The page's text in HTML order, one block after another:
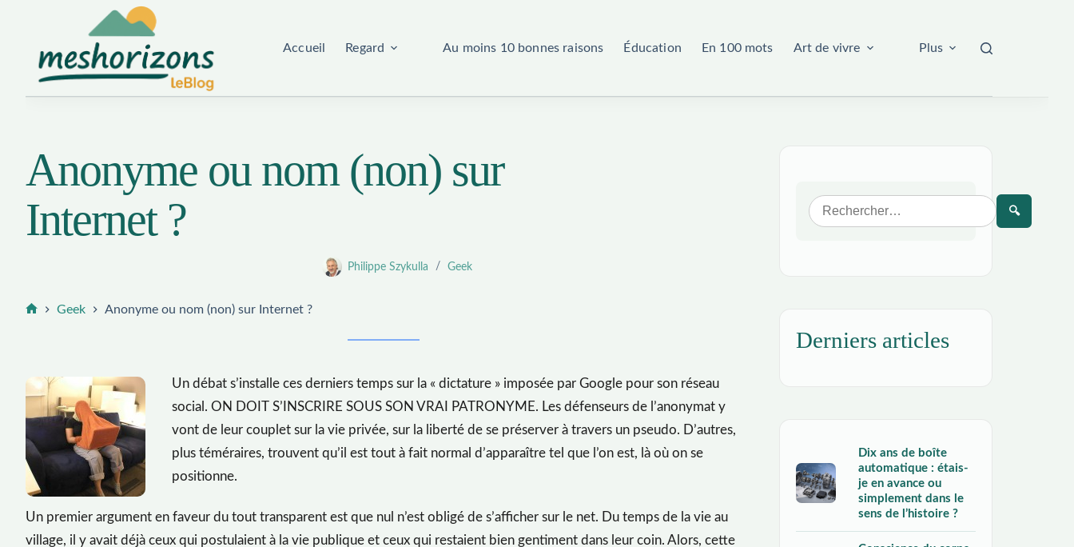
contenu
Accueil Regard Au moins 10 bonnes raisons Éducation En 100 mots Art de vivre Plus
Anonyme ou nom (non) sur
Internet ?
Philippe Szykulla Geek
Geek Anonyme ou nom (non) sur Internet ?
Un débat s’installe ces derniers temps sur la « dictature » imposée par Google pour son réseau
social. ON DOIT S’INSCRIRE SOUS SON VRAI PATRONYME. Les défenseurs de l’anonymat y
vont de leur couplet sur la vie privée, sur la liberté de se préserver à travers un pseudo. D’autres,
plus téméraires, trouvent qu’il est tout à fait normal d’apparaître tel que l’on est, là où on se
positionne.
Un premier argument en faveur du tout transparent est que nul n’est obligé de s’afficher sur le net. Du temps de la vie au
village, il y avait déjà ceux qui postulaient à la vie publique et ceux qui restaient bien gentiment dans leur coin. Alors, cette
🔍
Derniers articles
Dix ans de boîte
automatique : étais-
je en avance ou
simplement dans le
sens de l’histoire ?